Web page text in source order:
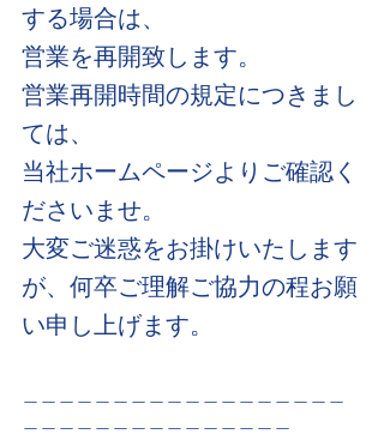
する場合は、
営業を再開致します。
営業再開時間の規定につきまし
ては、
当社ホームページよりご確認く
ださいませ。
大変ご迷惑をお掛けいたします
が、何卒ご理解ご協力の程お願
い申し上げます。